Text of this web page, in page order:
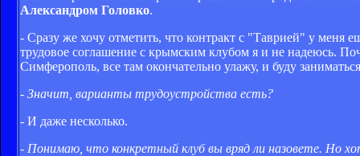
Александром Головко.
- Сразу же хочу отметить, что контракт с "Таврией" у меня
трудовое соглашение с крымским клубом я и не надеюсь.
Симферополь, все там окончательно улажу, и буду
- Значит, варианты трудоустройства есть?
- И даже несколько.
- Понимаю, что конкретный клуб вы вряд ли назовете. Но